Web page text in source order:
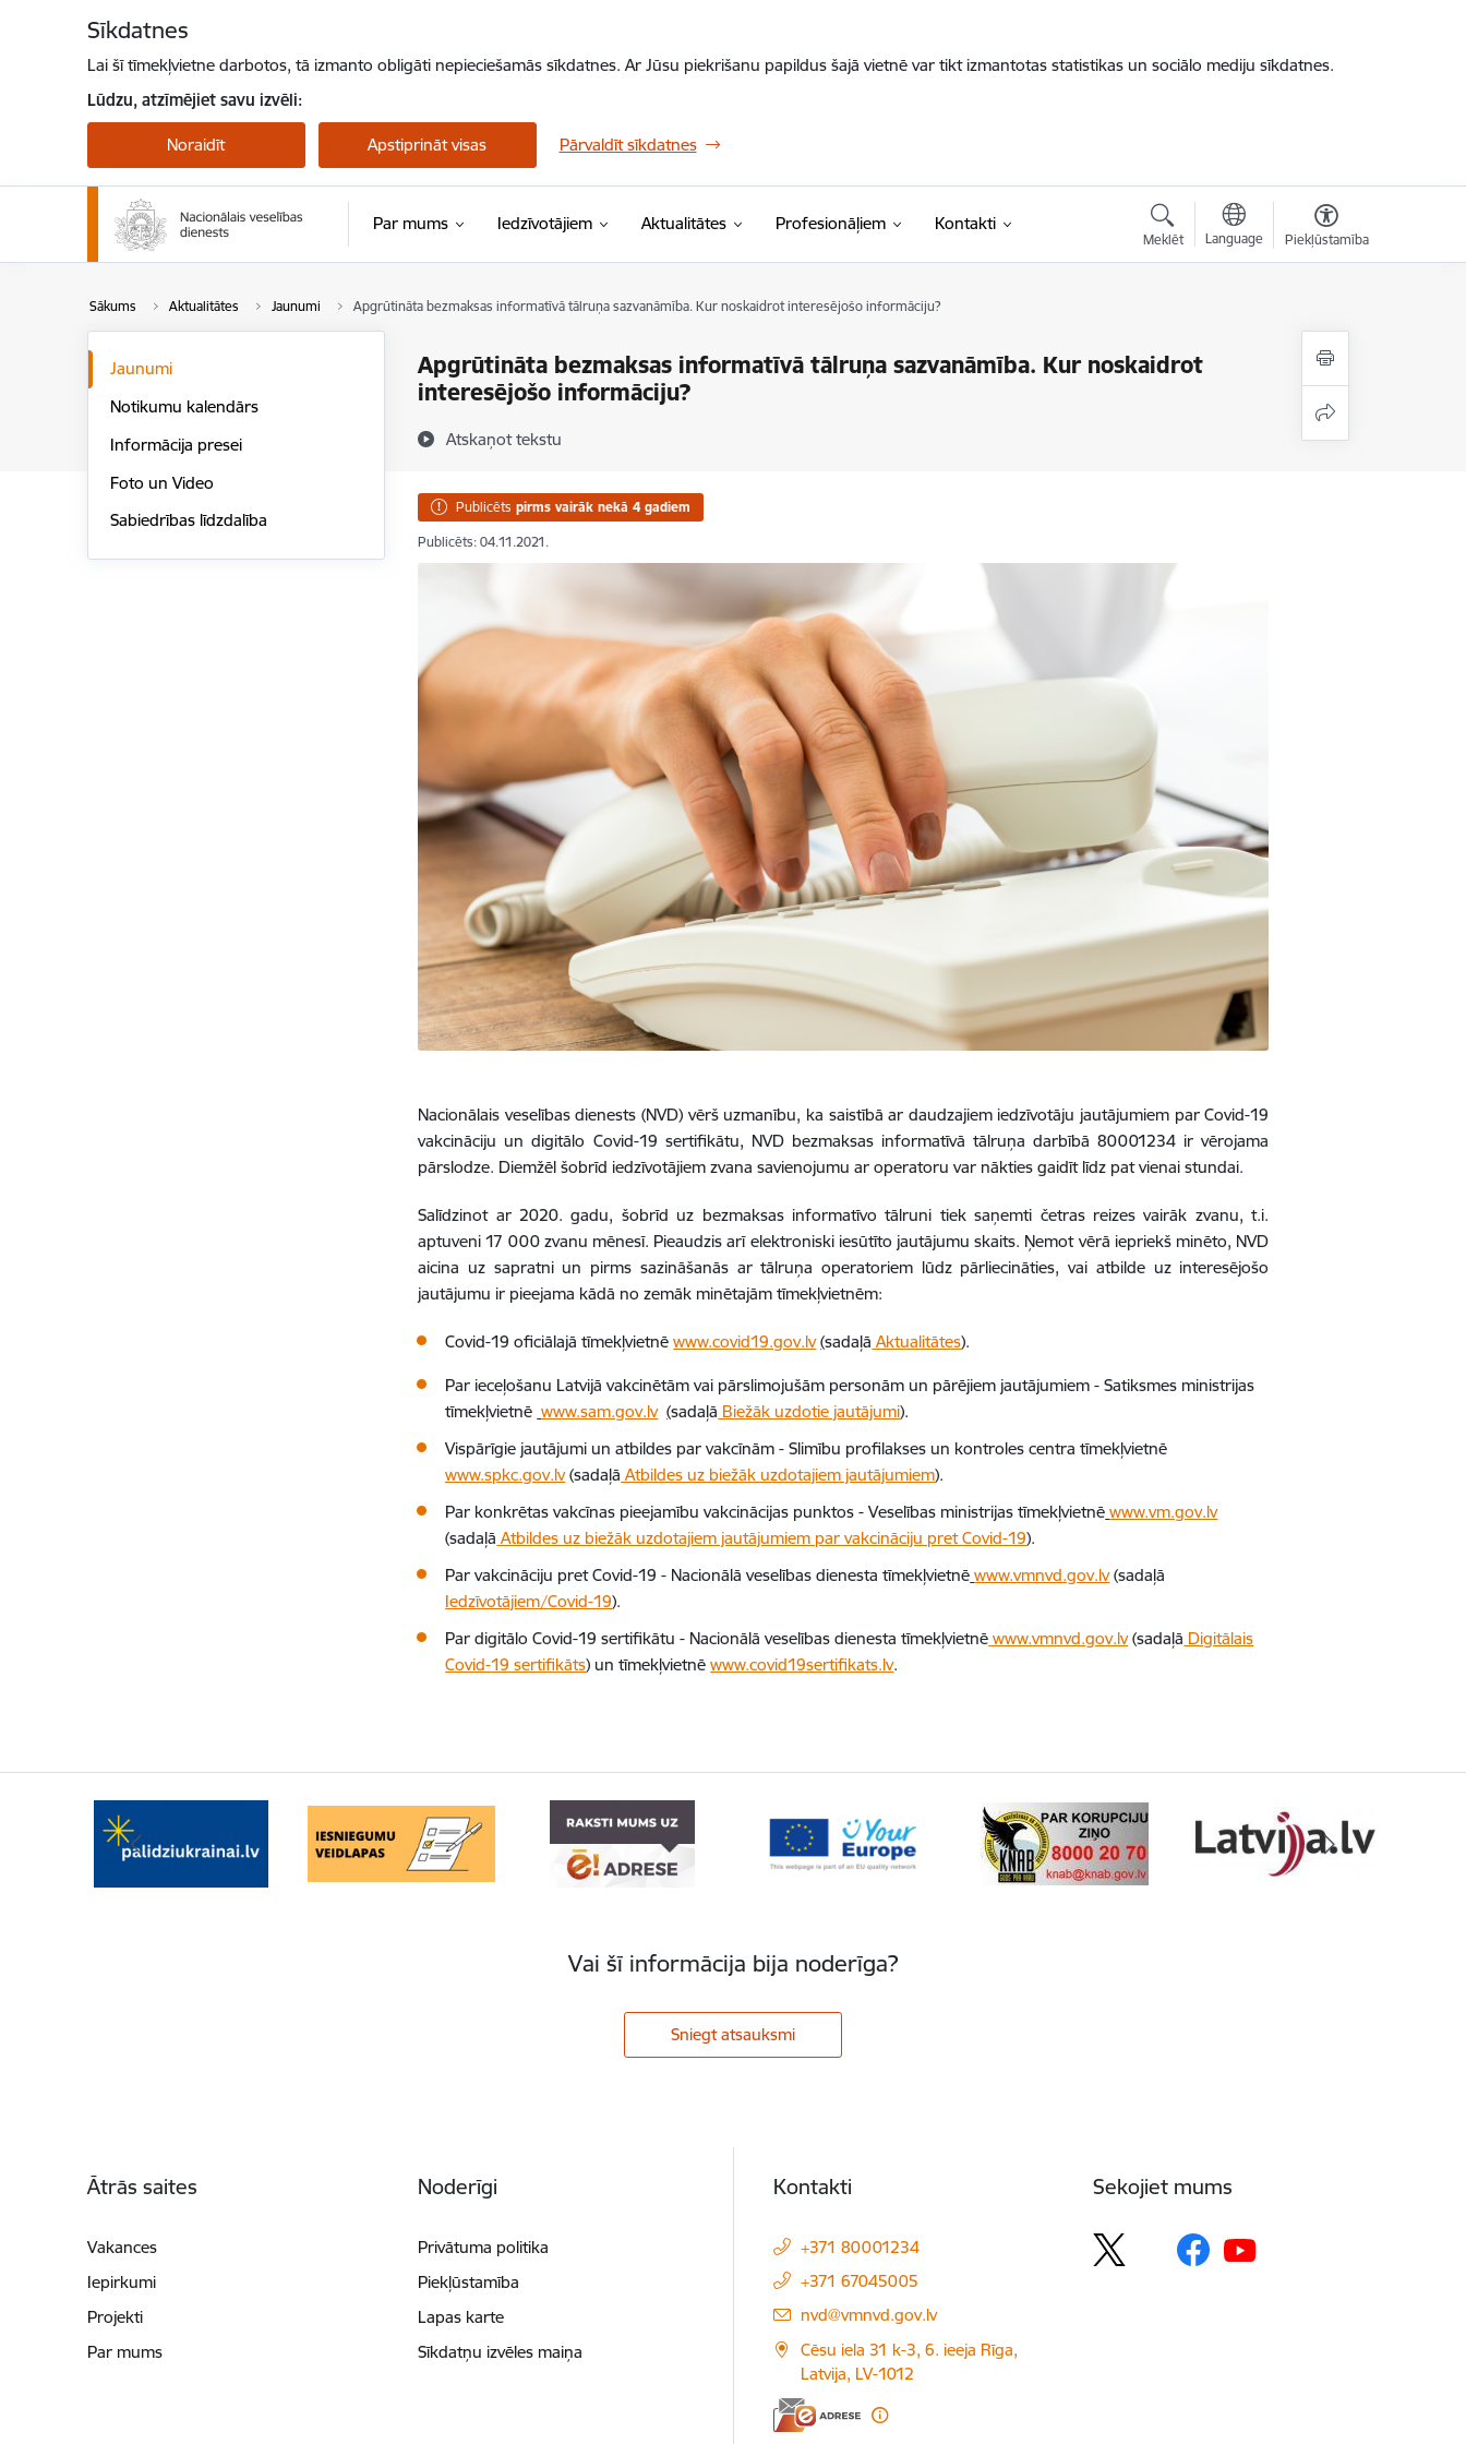
Sīkdatnes
Lai šī tīmekļvietne darbotos, tā izmanto obligāti nepieciešamās sīkdatnes. Ar Jūsu piekrišanu papildus šajā vietnē var tikt izmantotas statistikas un sociālo mediju sīkdatnes.
Lūdzu, atzīmējiet savu izvēli:
Noraidīt Apstiprināt visas Pārvaldīt sīkdatnes
Par mums Iedzīvotājiem Aktualitātes Profesionāļiem Kontakti
Meklēt Language Piekļūstamība
Sākums Aktualitātes Jaunumi Apgrūtināta bezmaksas informatīvā tālruņa sazvanāmība. Kur noskaidrot interesējošo informāciju?
Apgrūtināta bezmaksas informatīvā tālruņa sazvanāmība. Kur noskaidrot
interesējošo informāciju?
Atskaņot tekstu
Jaunumi
Notikumu kalendārs
Informācija presei
Foto un Video
Sabiedrības līdzdalība
Publicēts pirms vairāk nekā 4 gadiem
Publicēts: 04.11.2021.
Nacionālais veselības dienests (NVD) vērš uzmanību, ka saistībā ar daudzajiem iedzīvotāju jautājumiem par Covid-19
vakcināciju un digitālo Covid-19 sertifikātu, NVD bezmaksas informatīvā tālruņa darbībā 80001234 ir vērojama
pārslodze. Diemžēl šobrīd iedzīvotājiem zvana savienojumu ar operatoru var nākties gaidīt līdz pat vienai stundai.
Salīdzinot ar 2020. gadu, šobrīd uz bezmaksas informatīvo tālruni tiek saņemti četras reizes vairāk zvanu, t.i.
aptuveni 17 000 zvanu mēnesī. Pieaudzis arī elektroniski iesūtīto jautājumu skaits. Ņemot vērā iepriekš minēto, NVD
aicina uz sapratni un pirms sazināšanās ar tālruņa operatoriem lūdz pārliecināties, vai atbilde uz interesējošo
jautājumu ir pieejama kādā no zemāk minētajām tīmekļvietnēm:
Covid-19 oficiālajā tīmekļvietnēwww.covid19.gov.lv (sadaļā Aktualitātes).
Par ieceļošanu Latvijā vakcinētām vai pārslimojušām personām un pārējiem jautājumiem - Satiksmes ministrijas
tīmekļvietnē www.sam.gov.lv (sadaļā Biežāk uzdotie jautājumi).
Vispārīgie jautājumi un atbildes par vakcīnām - Slimību profilakses un kontroles centra tīmekļvietnē
www.spkc.gov.lv (sadaļā Atbildes uz biežāk uzdotajiem jautājumiem).
Par konkrētas vakcīnas pieejamību vakcinācijas punktos - Veselības ministrijas tīmekļvietnē www.vm.gov.lv
(sadaļā Atbildes uz biežāk uzdotajiem jautājumiem par vakcināciju pret Covid-19).
Par vakcināciju pret Covid-19 - Nacionālā veselības dienesta tīmekļvietnē www.vmnvd.gov.lv(sadaļā
Iedzīvotājiem/Covid-19).
Par digitālo Covid-19 sertifikātu - Nacionālā veselības dienesta tīmekļvietnē www.vmnvd.gov.lv(sadaļā Digitālais
Covid-19 sertifikāts) un tīmekļvietnēwww.covid19sertifikats.lv.
Vai šī informācija bija noderīga?
Sniegt atsauksmi
Ātrās saites
Vakances
Iepirkumi
Projekti
Par mums
Noderīgi
Privātuma politika
Piekļūstamība
Lapas karte
Sīkdatņu izvēles maiņa
Kontakti
+371 80001234
+371 67045005
E-pasts:
nvd@vmnvd.gov.lv
Cēsu iela 31 k-3, 6. ieeja Rīga,
Latvija, LV-1012
Sekojiet mums